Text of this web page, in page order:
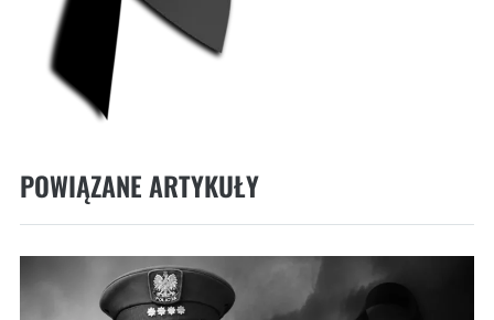
POWIĄZANE ARTYKUŁY